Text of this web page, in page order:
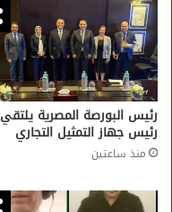
رئيس البورصة المصرية يلتقي
رئيس جهاز التمثيل التجاري
منذ ساعتين